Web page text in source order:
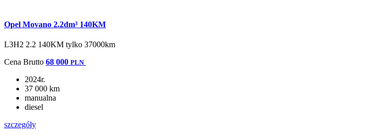
Opel Movano 2.2dm³ 140KM
L3H2 2.2 140KM tylko 37000km
Cena Brutto 68 000 PLN
2024r.
37 000 km
manualna
diesel
szczegóły